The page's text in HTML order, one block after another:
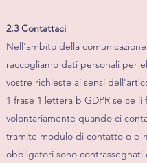
2.3 Contattaci
Nell'ambito della
raccogliamo dati personali per
vostre richieste ai sensi
1 frase 1 lettera b GDPR se ce li
volontariamente quando ci
tramite modulo di contatto o e-
obbligatori sono contrassegnati